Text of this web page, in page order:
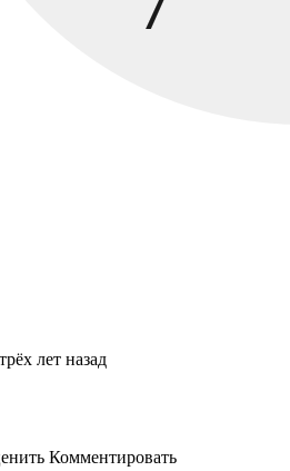
лет назад
Комментировать